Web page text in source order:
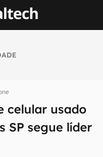
celular usado
SP segue líder
em primeira